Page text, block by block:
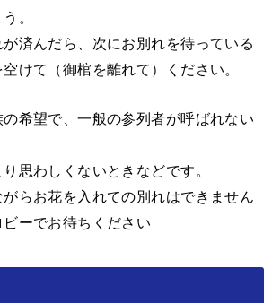
。
済んだら、次にお別れを待っている
けて（御棺を離れて）ください。
の希望で、一般の参列者が呼ばれない
思わしくないときなどです。
らお花を入れての別れはできません
ーでお待ちください